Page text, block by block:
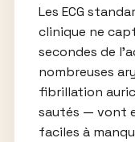
Les ECG
clinique ne
secondes de
nombreuses
fibrillation
sautés — vont
faciles à